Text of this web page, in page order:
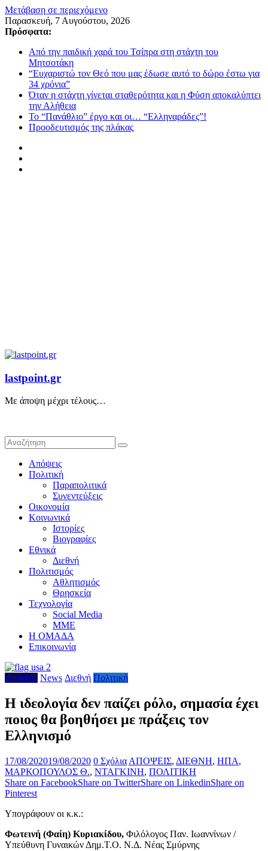
Μετάβαση σε περιεχόμενο
Παρασκευή, 7 Αυγούστου, 2026
Πρόσφατα:
Από την παιδική χαρά του Τσίπρα στη στάχτη του
Μητσοτάκη
“Ευχαριστώ τον Θεό που μας έδωσε αυτό το δώρο έστω για
34 χρόνια”
Όταν η στάχτη γίνεται σταθερότητα και η Φύση αποκαλύπτει
την Αλήθεια
Το “Πανάθλιο” έργο και οι… “Ελληναράδες”!
Προοδευτισμός της πλάκας
lastpoint.gr
Με άποψη μέχρι τέλους…
Απόψεις
Πολιτική
Παραπολιτικά
Συνεντεύξεις
Οικονομία
Κοινωνικά
Ιστορίες
Βιογραφίες
Εθνικά
Διεθνή
Πολιτισμός
Αθλητισμός
Θρησκεία
Τεχνολογία
Social Media
ΜΜΕ
Η ΟΜΑΔΑ
Επικοινωνία
Απόψεις News Διεθνή Πολιτική
Η ιδεολογία δεν παίζει ρόλο, σημασία έχει
ποιος θα βοηθήσει με πράξεις τον
Ελληνισμό
17/08/202019/08/2020 0 Σχόλια ΑΠΟΨΕΙΣ, ΔΙΕΘΝΗ, ΗΠΑ,
ΜΑΡΚΟΠΟΥΛΟΣ Θ., ΝΤΑΓΚΙΝΗ, ΠΟΛΙΤΙΚΗ
Share on FacebookShare on TwitterShare on LinkedinShare on
Pinterest
Υπογράφουν οι κ.κ.:
Φωτεινή (Φαίη) Κυριακίδου, Φιλόλογος Παν. Ιωαννίνων /
Υπεύθυνη Γυναικών Δημ.Τ.Ο. Ν.Δ. Νέας Σμύρνης